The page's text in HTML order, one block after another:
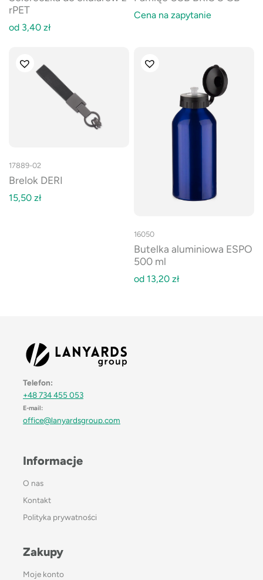
rPET
od 3,40 zł
Cena na zapytanie
17889-02
Brelok DERI
15,50 zł
16050
Butelka aluminiowa ESPO
500 ml
od 13,20 zł
Telefon:
+48 734 455 053
E-mail:
office@lanyardsgroup.com
Informacje
O nas
Kontakt
Polityka prywatności
Zakupy
Moje konto